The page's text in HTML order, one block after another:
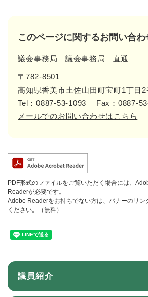
このページに関するお問い合わ
議会事務局 議会事務局 直通
〒782-8501
高知県香美市土佐山田町宝町1丁目2
Tel：0887-53-1093
Fax：0887-
メールでのお問い合わせはこちら
PDF形式のファイルをご覧いただく場合には、
Readerが必要です。
Adobe Readerをお持ちでない方は、バナーのリン
ください。（無料）
議員紹介